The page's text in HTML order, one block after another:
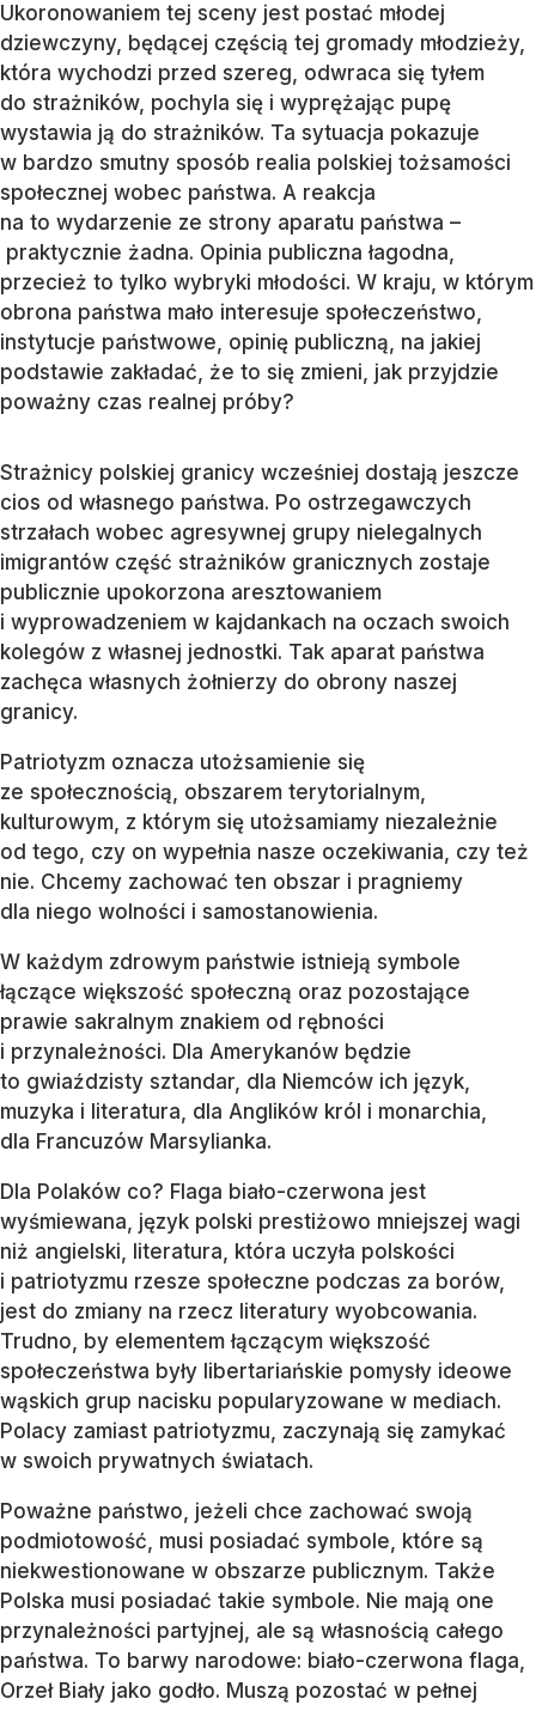
Ukoronowaniem tej sceny jest postać młodej
dziewczyny, będącej częścią tej gromady młodzieży,
która wychodzi przed szereg, odwraca się tyłem
do strażników, pochyla się i wyprężając pupę
wystawia ją do strażników. Ta sytuacja pokazuje
w bardzo smutny sposób realia polskiej tożsamości
społecznej wobec państwa. A reakcja
na to wydarzenie ze strony aparatu państwa –
praktycznie żadna. Opinia publiczna łagodna,
przecież to tylko wybryki młodości. W kraju, w którym
obrona państwa mało interesuje społeczeństwo,
instytucje państwowe, opinię publiczną, na jakiej
podstawie zakładać, że to się zmieni, jak przyjdzie
poważny czas realnej próby?
Strażnicy polskiej granicy wcześniej dostają jeszcze
cios od własnego państwa. Po ostrzegawczych
strzałach wobec agresywnej grupy nielegalnych
imigrantów część strażników granicznych zostaje
publicznie upokorzona aresztowaniem
i wyprowadzeniem w kajdankach na oczach swoich
kolegów z własnej jednostki. Tak aparat państwa
zachęca własnych żołnierzy do obrony naszej
granicy.
Patriotyzm oznacza utożsamienie się
ze społecznością, obszarem terytorialnym,
kulturowym, z którym się utożsamiamy niezależnie
od tego, czy on wypełnia nasze oczekiwania, czy też
nie. Chcemy zachować ten obszar i pragniemy
dla niego wolności i samostanowienia.
W każdym zdrowym państwie istnieją symbole
łączące większość społeczną oraz pozostające
prawie sakralnym znakiem od rębności
i przynależności. Dla Amerykanów będzie
to gwiaździsty sztandar, dla Niemców ich język,
muzyka i literatura, dla Anglików król i monarchia,
dla Francuzów Marsylianka.
Dla Polaków co? Flaga biało-czerwona jest
wyśmiewana, język polski prestiżowo mniejszej wagi
niż angielski, literatura, która uczyła polskości
i patriotyzmu rzesze społeczne podczas za borów,
jest do zmiany na rzecz literatury wyobcowania.
Trudno, by elementem łączącym większość
społeczeństwa były libertariańskie pomysły ideowe
wąskich grup nacisku popularyzowane w mediach.
Polacy zamiast patriotyzmu, zaczynają się zamykać
w swoich prywatnych światach.
Poważne państwo, jeżeli chce zachować swoją
podmiotowość, musi posiadać symbole, które są
niekwestionowane w obszarze publicznym. Także
Polska musi posiadać takie symbole. Nie mają one
przynależności partyjnej, ale są własnością całego
państwa. To barwy narodowe: biało-czerwona flaga,
Orzeł Biały jako godło. Muszą pozostać w pełnej